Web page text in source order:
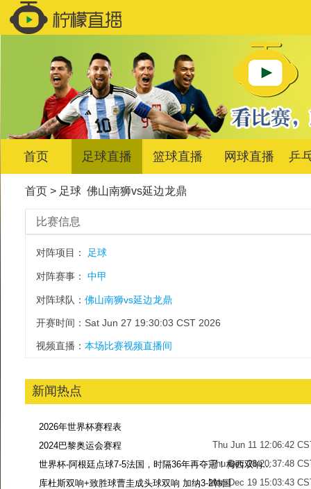
首页 足球直播 篮球直播 网球直播 乒
首页> 足球 佛山南狮vs延边龙鼎
比赛信息
对阵项目： 足球
对阵赛事： 中甲
对阵球队： 佛山南狮vs延边龙鼎
开赛时间：Sat Jun 27 19:30:03 CST 2026
视频直播： 本场比赛视频直播间
新闻热点
2026年世界杯赛程表
Thu Jun 11 12:06:42
2024巴黎奥运会赛程
Thu Dec 28 20:37:48
世界杯-阿根廷点球7-5法国，时隔36年再夺冠！梅西双响姆巴佩戴帽
Mon Dec 19 15:03:43
库杜斯双响+致胜球曹圭成头球双响 加纳3-2韩国